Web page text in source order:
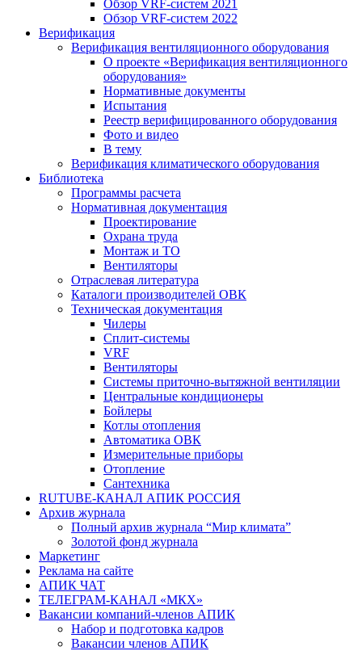
Обзор VRF-систем 2021
Обзор VRF-систем 2022
Верификация
Верификация вентиляционного оборудования
О проекте «Верификация вентиляционного
оборудования»
Нормативные документы
Испытания
Реестр верифицированного оборудования
Фото и видео
В тему
Верификация климатического оборудования
Библиотека
Программы расчета
Нормативная документация
Проектирование
Охрана труда
Монтаж и ТО
Вентиляторы
Отраслевая литература
Каталоги производителей ОВК
Техническая документация
Чилеры
Сплит-системы
VRF
Вентиляторы
Системы приточно-вытяжной вентиляции
Центральные кондиционеры
Бойлеры
Котлы отопления
Автоматика ОВК
Измерительные приборы
Отопление
Сантехника
RUTUBE-КАНАЛ АПИК РОССИЯ
Архив журнала
Полный архив журнала “Мир климата”
Золотой фонд журнала
Маркетинг
Реклама на сайте
АПИК ЧАТ
ТЕЛЕГРАМ-КАНАЛ «МКХ»
Вакансии компаний-членов АПИК
Набор и подготовка кадров
Вакансии членов АПИК